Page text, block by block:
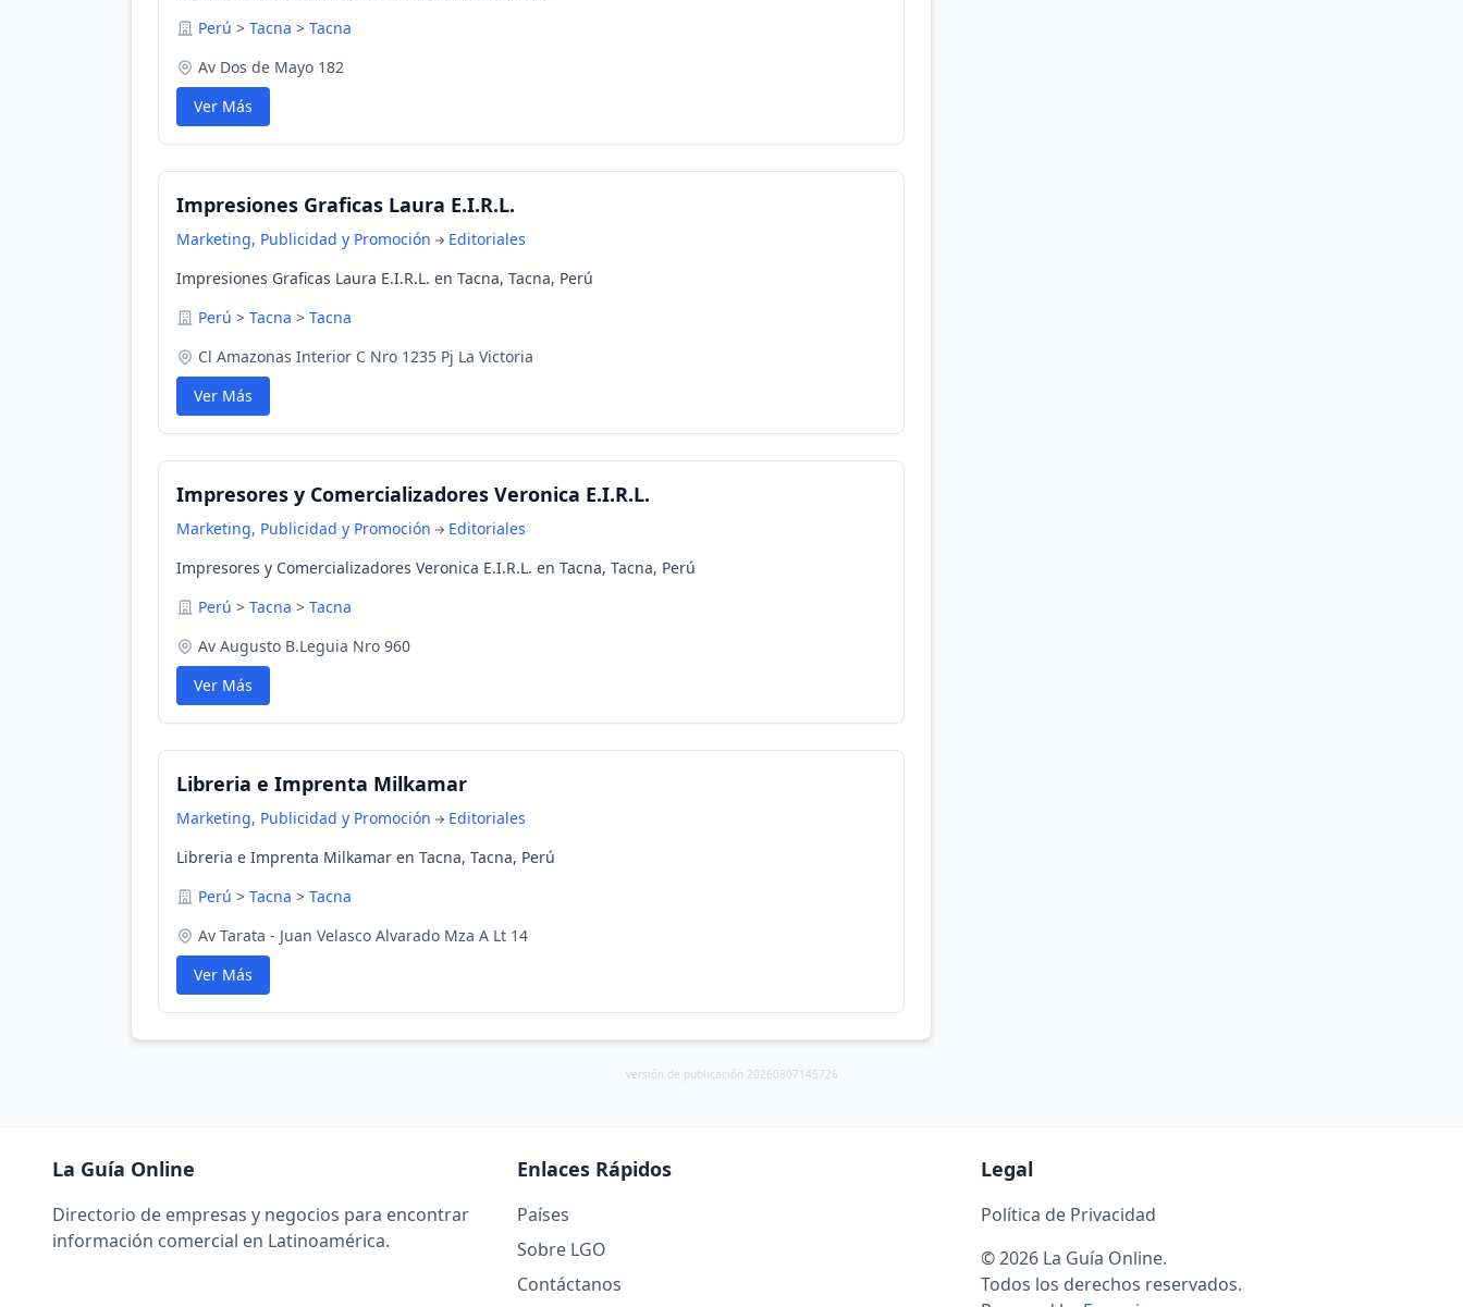
Perú > Tacna > Tacna
Av Dos de Mayo 182
Ver Más
Impresiones Graficas Laura E.I.R.L.
Marketing, Publicidad y Promoción
Editoriales
Impresiones Graficas Laura E.I.R.L. en Tacna, Tacna, Perú
Perú > Tacna > Tacna
Cl Amazonas Interior C Nro 1235 Pj La Victoria
Ver Más
Impresores y Comercializadores Veronica E.I.R.L.
Marketing, Publicidad y Promoción
Editoriales
Impresores y Comercializadores Veronica E.I.R.L. en Tacna, Tacna, Perú
Perú > Tacna > Tacna
Av Augusto B.Leguia Nro 960
Ver Más
Libreria e Imprenta Milkamar
Marketing, Publicidad y Promoción
Editoriales
Libreria e Imprenta Milkamar en Tacna, Tacna, Perú
Perú > Tacna > Tacna
Av Tarata - Juan Velasco Alvarado Mza A Lt 14
Ver Más
versión de publicación 20260807145726
La Guía Online
Directorio de empresas y negocios para encontrar
información comercial en Latinoamérica.
Enlaces Rápidos
Países
Sobre LGO
Contáctanos
Legal
Política de Privacidad
© 2026 La Guía Online.
Todos los derechos reservados.